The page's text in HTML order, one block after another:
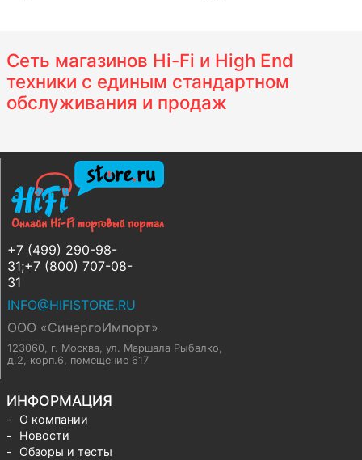
Сеть магазинов Hi-Fi и High End
техники с единым стандартном
обслуживания и продаж
+7 (499) 290-98-
31;+7 (800) 707-08-
31
INFO@HIFISTORE.RU
ООО «СинергоИмпорт»
123060, г. Москва, ул. Маршала Рыбалко,
д.2, корп.6, помещение 617
ИНФОРМАЦИЯ
О компании
Новости
Обзоры и тесты